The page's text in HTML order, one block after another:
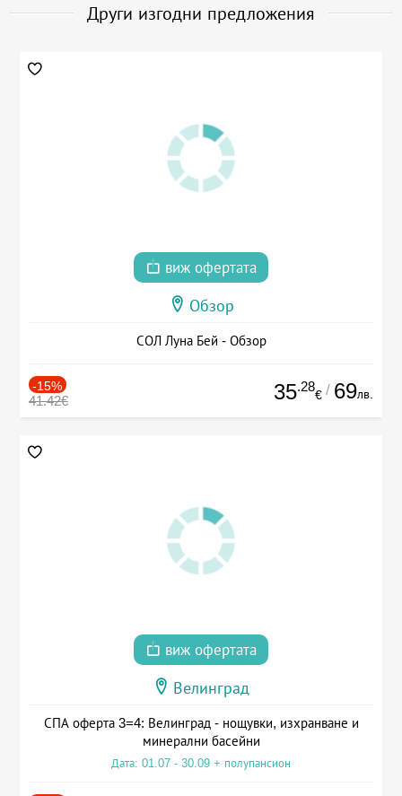
Други изгодни предложения
виж офертата
Обзор
СОЛ Луна Бей - Обзор
-15%
41.42€ 35.28
€ / 69лв.
виж офертата
Велинград
СПА оферта 3=4: Велинград - нощувки, изхранване и
минерални басейни
Дата: 01.07 - 30.09 + полупансион